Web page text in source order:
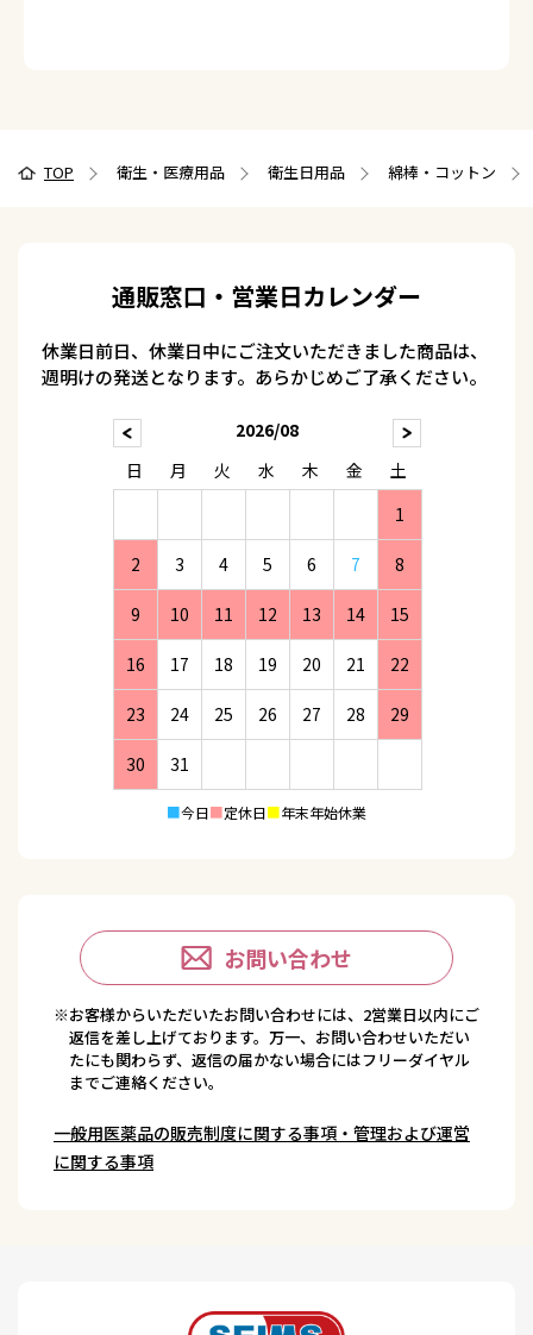
TOP 衛生・医療用品 衛生日用品 綿棒・コットン
通販窓口・営業日カレンダー
休業日前日、休業日中にご注文いただきました商品は、
週明けの発送となります。あらかじめご了承ください。
2026/08
日
月 火 水 木 金
土
1
2 3 4 5 6 7 8
9 10 11 12 13 14 15
16 17 18 19 20 21 22
23 24 25 26 27 28 29
30 31
■今日■定休日■年末年始休業
お問い合わせ
※お客様からいただいたお問い合わせには、2営業日以内にご
返信を差し上げております。万一、お問い合わせいただい
たにも関わらず、返信の届かない場合にはフリーダイヤル
までご連絡ください。
一般用医薬品の販売制度に関する事項・管理および運営
に関する事項